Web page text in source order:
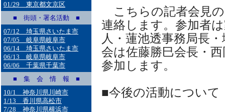
01/29 東京都文京区
■ 街頭・署名活動 ■
07/12 埼玉県さいたま市
07/05 岐阜県岐阜市
06/14 埼玉県さいたま市
06/13 岐阜県岐阜市
06/06 千葉県千葉市
■ 集 会 情 報 ■
10/1 神奈川県川崎市
1/13 香川県高松市
7/28 神奈川県横浜市
こちらの記者会見
連絡します。参加者
人・蓮池透事務局長
会は佐藤勝巳会長・
参加します。
■今後の活動について